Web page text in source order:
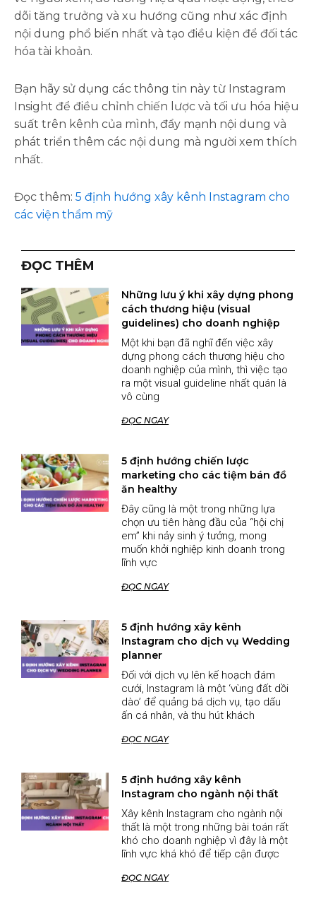
dõi tăng trưởng và xu hướng cũng như xác định
nội dung phổ biến nhất và tạo điều kiện để đối tác
hóa tài khoản.
Bạn hãy sử dụng các thông tin này từ Instagram
Insight để điều chỉnh chiến lược và tối ưu hóa hiệu
suất trên kênh của mình, đẩy mạnh nội dung và
phát triển thêm các nội dung mà người xem thích
nhất.
Đọc thêm: 5 định hướng xây kênh Instagram cho
các viện thẩm mỹ
ĐỌC THÊM
Những lưu ý khi xây dựng phong
cách thương hiệu (visual
guidelines) cho doanh nghiệp
Một khi bạn đã nghĩ đến việc xây
dựng phong cách thương hiệu cho
doanh nghiệp của mình, thì việc tạo
ra một visual guideline nhất quán là
vô cùng
ĐỌC NGAY
5 định hướng chiến lược
marketing cho các tiệm bán đồ
ăn healthy
Đây cũng là một trong những lựa
chọn ưu tiên hàng đầu của “hội chị
em” khi nảy sinh ý tưởng, mong
muốn khởi nghiệp kinh doanh trong
lĩnh vực
ĐỌC NGAY
5 định hướng xây kênh
Instagram cho dịch vụ Wedding
planner
Đối với dịch vụ lên kế hoạch đám
cưới, Instagram là một ‘vùng đất dồi
dào’ để quảng bá dịch vụ, tạo dấu
ấn cá nhân, và thu hút khách
ĐỌC NGAY
5 định hướng xây kênh
Instagram cho ngành nội thất
Xây kênh Instagram cho ngành nội
thất là một trong những bài toán rất
khó cho doanh nghiệp vì đây là một
lĩnh vực khá khó để tiếp cận được
ĐỌC NGAY